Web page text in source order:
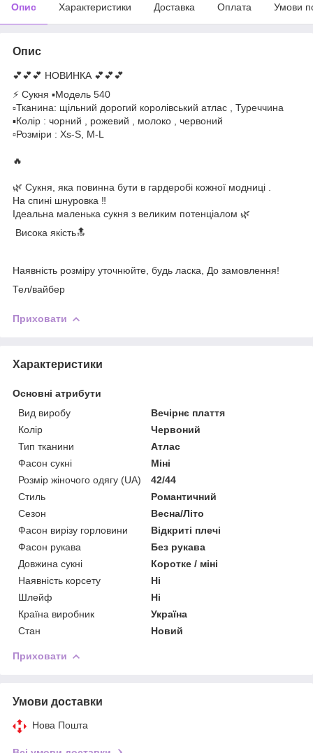
Опис Характеристики Доставка Оплата Умови
Опис
💕💕💕 НОВИНКА 💕💕💕
⚡️ Сукня ▪️Модель 540
▫️Тканина: щільний дорогий королівський атлас , Туреччина
▪️Колір : чорний , рожевий , молоко , червоний
▫️Розміри : Xs-S, M-L
🔥
🌿 Сукня, яка повинна бути в гардеробі кожної модниці .
На спині шнуровка ‼️
Ідеальна маленька сукня з великим потенціалом 🌿
Висока якість🔝
Наявність розміру уточнюйте, будь ласка, До замовлення!
Тел/вайбер
Приховати
Характеристики
Основні атрибути
Вид виробу
Вечірнє плаття
Колір
Червоний
Тип тканини
Атлас
Фасон сукні
Міні
Розмір жіночого одягу (UA)
42/44
Стиль
Романтичний
Сезон
Весна/Літо
Фасон вирізу горловини
Відкриті плечі
Фасон рукава
Без рукава
Довжина сукні
Коротке / міні
Наявність корсету
Ні
Шлейф
Ні
Країна виробник
Україна
Стан
Новий
Приховати
Умови доставки
Нова Пошта